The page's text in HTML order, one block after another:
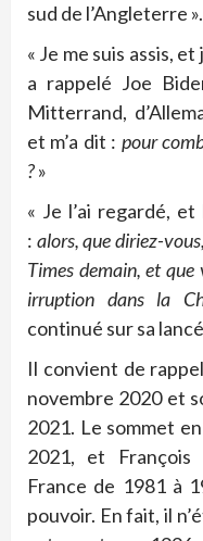
sud de l’Angleterre ».
« Je me suis assis, et
a rappelé Joe
Mitterrand,
et m’a dit : pour
?»
« Je l’ai regardé,
: alors, que diriez-
Times demain, et
irruption dans la
continué sur sa
Il convient de
novembre 2020 et
2021. Le sommet
2021, et
France de 1981 à
pouvoir. En fait, il